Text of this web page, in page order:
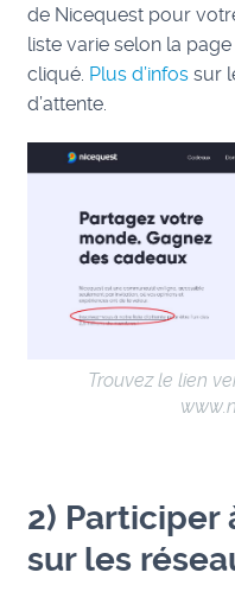
de Nicequest pour
liste varie selon la
cliqué. Plus d’infos sur
d’attente.
Trouvez le lien
2) Participer
sur les